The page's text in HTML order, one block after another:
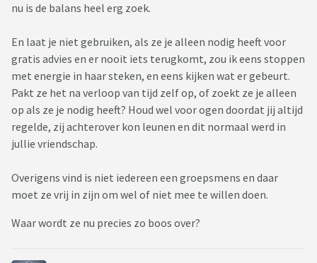
nu is de balans heel erg zoek.
En laat je niet gebruiken, als ze je alleen nodig heeft voor
gratis advies en er nooit iets terugkomt, zou ik eens stoppen
met energie in haar steken, en eens kijken wat er gebeurt.
Pakt ze het na verloop van tijd zelf op, of zoekt ze je alleen
op als ze je nodig heeft? Houd wel voor ogen doordat jij altijd
regelde, zij achterover kon leunen en dit normaal werd in
jullie vriendschap.
Overigens vind is niet iedereen een groepsmens en daar
moet ze vrij in zijn om wel of niet mee te willen doen.
Waar wordt ze nu precies zo boos over?